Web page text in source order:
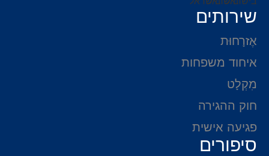
שירותים
אֶזרָחוּת
איחוד משפחות
מִקְלָט
חוק ההגירה
פגיעה אישית
סיפורים